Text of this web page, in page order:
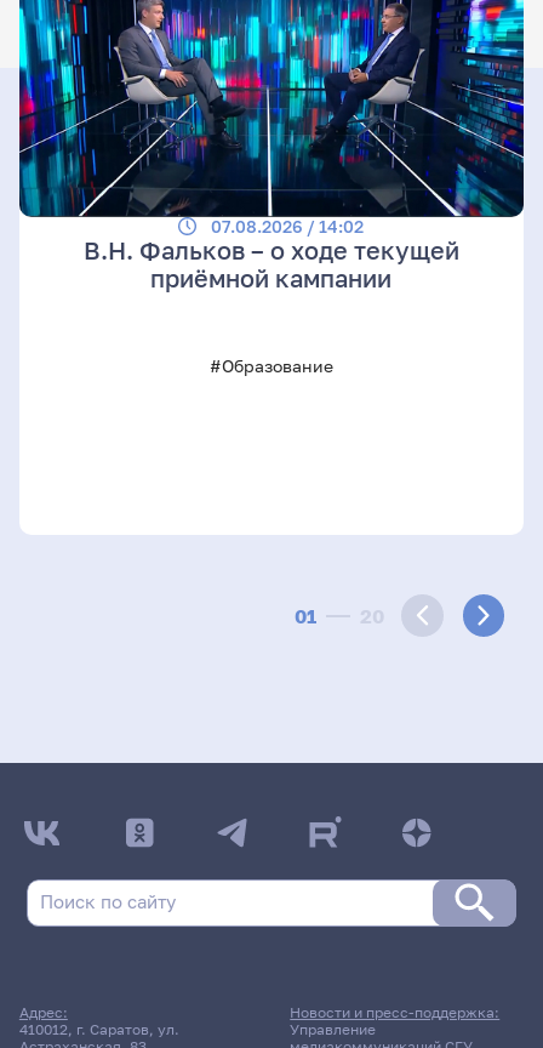
01 20
07.08.2026 / 14:02
В.Н. Фальков – о ходе текущей
приёмной кампании
#Образование
Адрес:
410012, г. Саратов, ул.
Новости и пресс-поддержка:
Управление